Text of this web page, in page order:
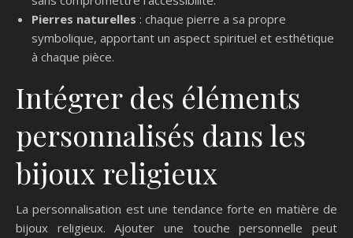
Pierres naturelles : chaque pierre a sa propre
symbolique, apportant un aspect spirituel et esthétique
à chaque pièce.
Intégrer des éléments
personnalisés dans les
bijoux religieux
La personnalisation est une tendance forte en matière de
bijoux religieux. Ajouter une touche personnelle peut